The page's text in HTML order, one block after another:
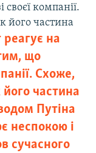
компанії.
його частина
реагує на
що
Схоже,
частина
Путіна
неспокою і
сучасного